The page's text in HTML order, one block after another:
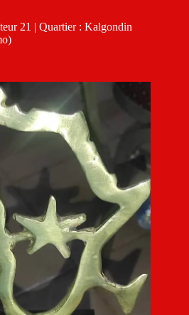
21 | Quartier : Kalgondin